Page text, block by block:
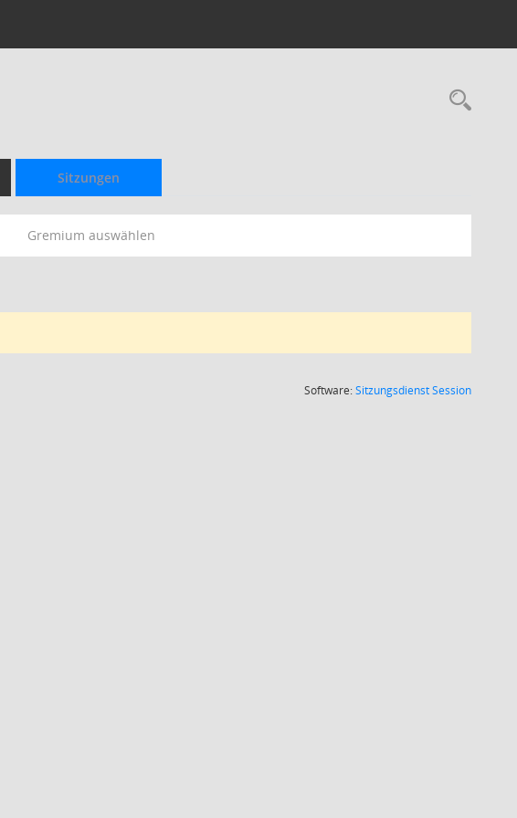
Sitzungen
Gremium auswählen
Software:SitzungsdienstSession(Wird in